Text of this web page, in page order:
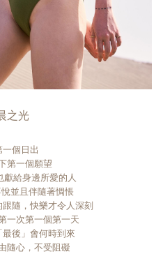
之光
個日出
第一個願望
給身邊所愛的人
並且伴隨著惆悵
隨，快樂才令人深刻
一次第一個第一天
後」會何時到來
隨心，不受阻礙